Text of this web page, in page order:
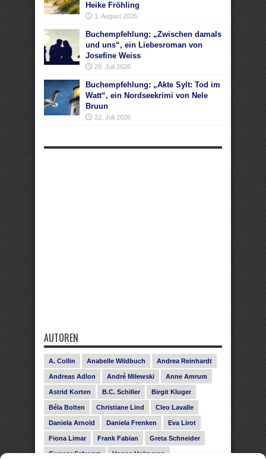
Heike Fröhling
1. August 2026
Buchempfehlung: „Zwischen damals
und uns“, ein Liebesroman von
Josefine Weiss
29. Juli 2026
Buchempfehlung: „Akte Sylt: Tod im
Watt“, ein Nordseekrimi von Nele
Bruun
22. Juli 2026
AUTOREN
A. Collin Anabelle Wildbuch Andrea Reinhardt
Andreas Adlon André Milewski Anne Amrum
Astrid Korten B.C. Schiller Birgit Kluger
Béla Bolten Christiane Lind Cleo Lavalle
Daniela Arnold Daniela Frenken Eva Lirot
Fiona Limar Frank Fabian Greta Schneider
Gunnar Schwarz Hanna Holmgren